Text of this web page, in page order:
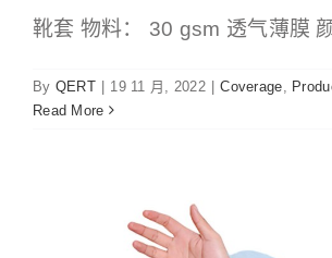
靴套 物料： 30 gsm 透气薄膜
By QERT | 19 11 月, 2022 | Coverage
Read More